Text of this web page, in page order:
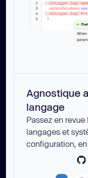
Agnostique
langage
Passez en
langages et
configuration,